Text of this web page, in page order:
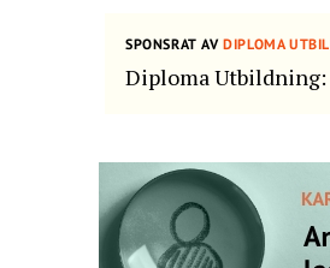
SPONSRAT AVDIPLOMA
Diploma